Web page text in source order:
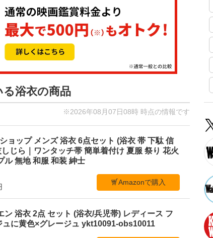
浴衣の商品
※2026年08月07日08時 時点の情報です
ョップ メンズ 浴衣 6点セット (浴衣 帯 下駄 信
じら｜ワンタッチ帯 簡単着付け 夏服 祭り 花火
ル 無地 和服 和装 紳士
Amazonで購入
浴衣 2点 セット (浴衣/兵児帯) レディース フ
ュに黄色×グレージュ ykt10091-obs10011